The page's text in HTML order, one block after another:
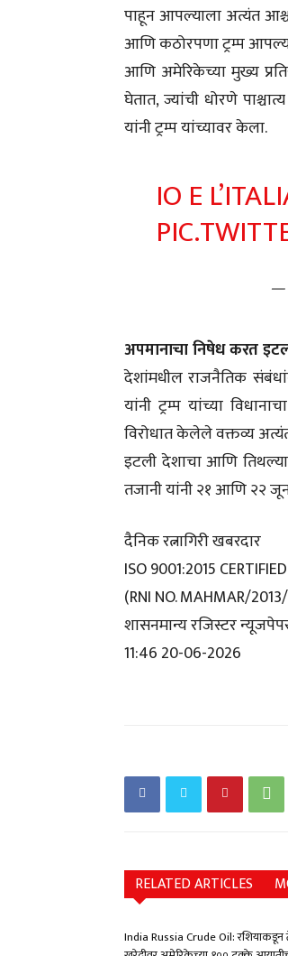
पाहून आपल्याला अत्यंत
आणि कठोरपणा ट्रम्प
आणि अमेरिकेच्या मुख्य
घेतात, ज्यांची धोरणे
यांनी ट्रम्प यांच्यावर केला.
IO E
—
अपमानाचा निषेध करत
देशांमधील राजनैतिक
यांनी ट्रम्प यांच्या
विरोधात केलेले वक्तव्य
इटली देशाचा आणि
तजानी यांनी २१ आणि २२
दैनिक रत्नागिरी खबरदार
ISO 9001:2015 CERTIFIED
(RNI NO. MAHMAR/
शासनमान्य रजिस्टर
11:46 20-06-2026
RELATED ARTICLES
India Russia Crude Oil: रशियाकडून